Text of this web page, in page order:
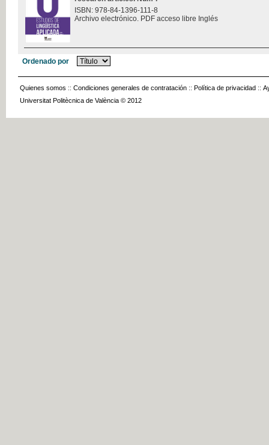
ISBN: 978-84-1396-111-8
Archivo electrónico. PDF acceso libre Inglés
Ordenado por
Quienes somos :: Condiciones generales de contratación :: Política de privacidad ::
Universitat Politècnica de València © 2012